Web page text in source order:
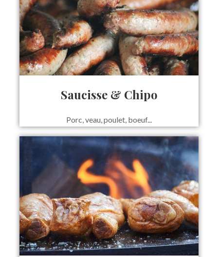
Saucisse & Chipo
Porc, veau, poulet, boeuf...